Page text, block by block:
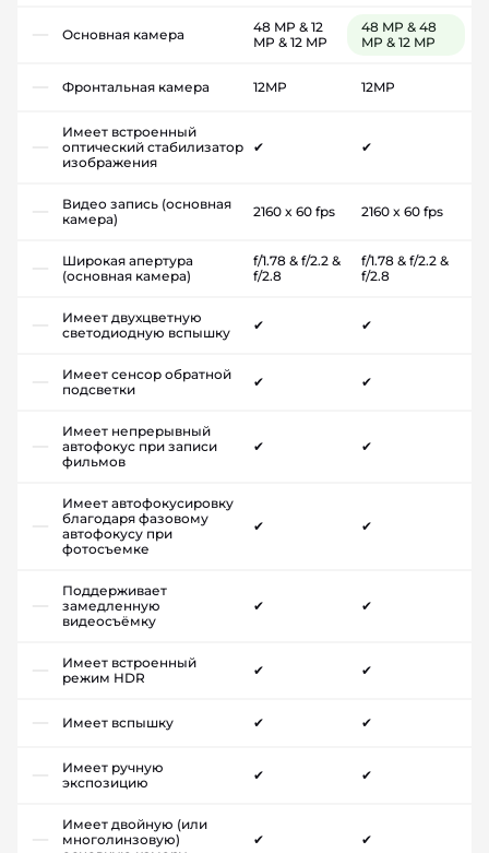
Основная камера
48 MP & 12
MP & 12 MP
48 MP & 48
MP & 12 MP
Фронтальная камера 12MP 12MP
Имеет встроенный
оптический стабилизатор
изображения
✔ ✔
Видео запись (основная
камера)
2160 x 60 fps 2160 x 60 fps
Широкая апертура
(основная камера)
f/1.78 & f/2.2 &
f/2.8
f/1.78 & f/2.2 &
f/2.8
Имеет двухцветную
светодиодную вспышку
✔ ✔
Имеет сенсор обратной
подсветки
✔ ✔
Имеет непрерывный
автофокус при записи
фильмов
✔ ✔
Имеет автофокусировку
благодаря фазовому
автофокусу при
фотосъемке
✔ ✔
Поддерживает
замедленную
видеосъёмку
✔ ✔
Имеет встроенный
режим HDR
✔ ✔
Имеет вспышку ✔ ✔
Имеет ручную
экспозицию
✔ ✔
Имеет двойную (или
многолинзовую)
✔ ✔